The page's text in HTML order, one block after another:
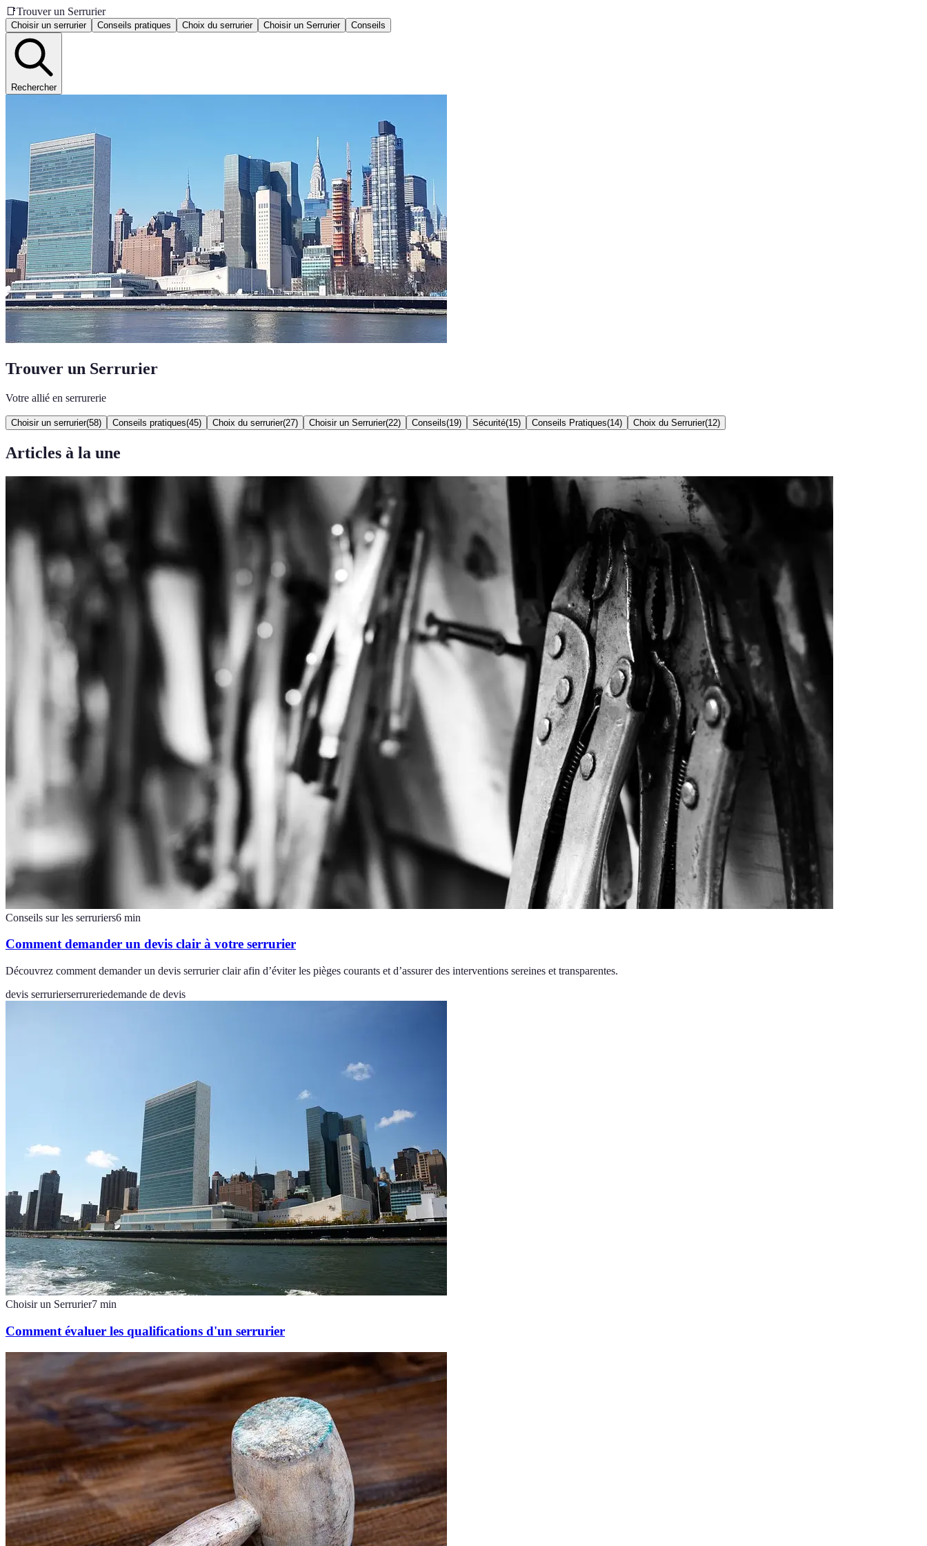
📑Trouver un Serrurier
Choisir un serrurier Conseils pratiques Choix du serrurier Choisir un Serrurier Conseils
Rechercher
Trouver un Serrurier
Votre allié en serrurerie
Choisir un serrurier(58) Conseils pratiques(45) Choix du serrurier(27) Choisir un Serrurier(22) Conseils(19) Sécurité(15) Conseils Pratiques(14) Choix du Serrurier(12)
Articles à la une
Conseils sur les serruriers6 min
Comment demander un devis clair à votre serrurier
Découvrez comment demander un devis serrurier clair afin d’éviter les pièges courants et d’assurer des interventions sereines et transparentes.
devis serrurierserrureriedemande de devis
Choisir un Serrurier7 min
Comment évaluer les qualifications d'un serrurier